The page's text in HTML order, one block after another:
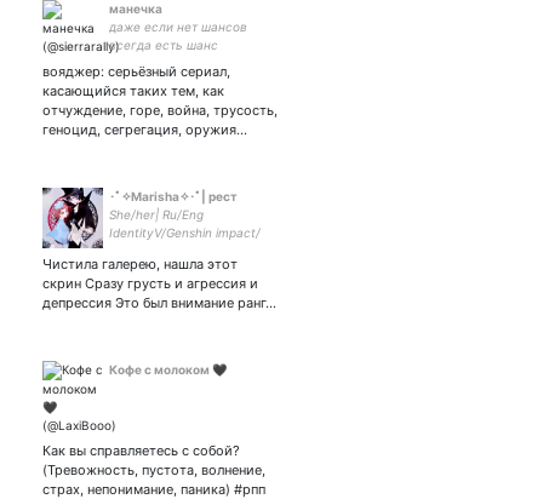
манечка
даже если нет шансов
всегда есть шанс
вояджер: серьёзный сериал,
касающийся таких тем, как
отчуждение, горе, война, трусость,
геноцид, сегрегация, оружия…
･ﾟ✧Marisha✧･ﾟ| рест
She/her| Ru/Eng
IdentityV/Genshin impact/
Чистила галерею, нашла этот
скрин Сразу грусть и агрессия и
депрессия Это был внимание ранг...
Кофе с молоком 🖤
Как вы справляетесь с собой?
(Тревожность, пустота, волнение,
страх, непонимание, паника) #рпп